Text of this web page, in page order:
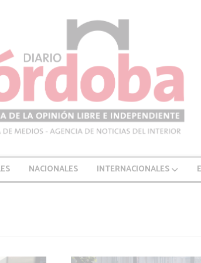
NACIONALES INTERNACIONALES